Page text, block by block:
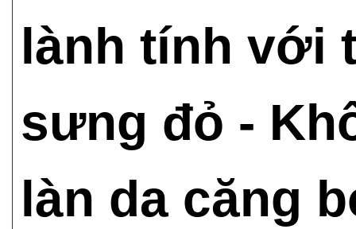
lành tính với
sưng đỏ -
làn da căng